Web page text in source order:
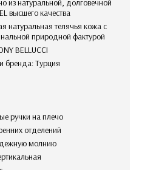
высшего качества
природной фактурой
BELLUCCI
бренда: Турция
ручки на плечо
отделений
молнию